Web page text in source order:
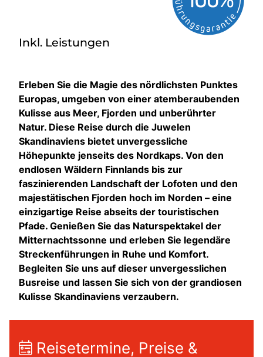
Inkl. Leistungen
Erleben Sie die Magie des nördlichsten Punktes
Europas, umgeben von einer atemberaubenden
Kulisse aus Meer, Fjorden und unberührter
Natur. Diese Reise durch die Juwelen
Skandinaviens bietet unvergessliche
Höhepunkte jenseits des Nordkaps. Von den
endlosen Wäldern Finnlands bis zur
faszinierenden Landschaft der Lofoten und den
majestätischen Fjorden hoch im Norden – eine
einzigartige Reise abseits der touristischen
Pfade. Genießen Sie das Naturspektakel der
Mitternachtssonne und erleben Sie legendäre
Streckenführungen in Ruhe und Komfort.
Begleiten Sie uns auf dieser unvergesslichen
Busreise und lassen Sie sich von der grandiosen
Kulisse Skandinaviens verzaubern.
Reisetermine, Preise &